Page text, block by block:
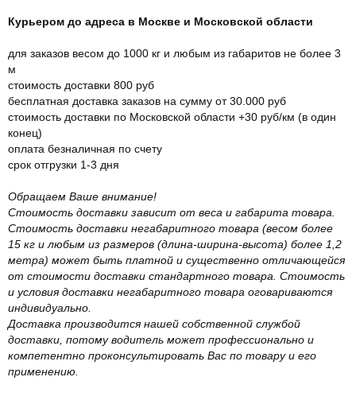
Курьером до адреса в Москве и Московской области
для заказов весом до 1000 кг и любым из габаритов не более 3
м
стоимость доставки 800 руб
бесплатная доставка заказов на сумму от 30.000 руб
стоимость доставки по Московской области +30 руб/км (в один
конец)
оплата безналичная по счету
срок отгрузки 1-3 дня
Обращаем Ваше внимание!
Стоимость доставки зависит от веса и габарита товара.
Стоимость доставки негабаритного товара (весом более
15 кг и любым из размеров (длина-ширина-высота) более 1,2
метра) может быть платной и существенно отличающейся
от стоимости доставки стандартного товара. Стоимость
и условия доставки негабаритного товара оговариваются
индивидуально.
Доставка производится нашей собственной службой
доставки, потому водитель может профессионально и
компетентно проконсультировать Вас по товару и его
применению.